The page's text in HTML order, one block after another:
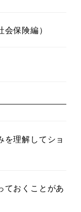
保険編）
を理解してショ
ておくことがあ